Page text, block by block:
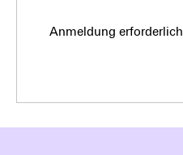
Anmeldung